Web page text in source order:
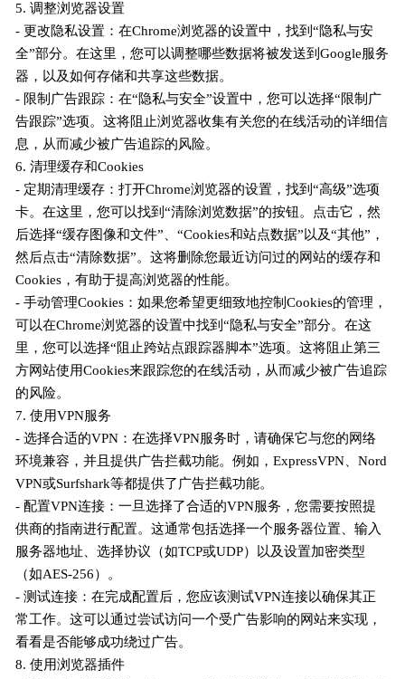
5. 调整浏览器设置
- 更改隐私设置：在Chrome浏览器的设置中，找到“隐私与安
全”部分。在这里，您可以调整哪些数据将被发送到Google服务
器，以及如何存储和共享这些数据。
- 限制广告跟踪：在“隐私与安全”设置中，您可以选择“限制广
告跟踪”选项。这将阻止浏览器收集有关您的在线活动的详细信
息，从而减少被广告追踪的风险。
6. 清理缓存和Cookies
- 定期清理缓存：打开Chrome浏览器的设置，找到“高级”选项
卡。在这里，您可以找到“清除浏览数据”的按钮。点击它，然
后选择“缓存图像和文件”、“Cookies和站点数据”以及“其他”，
然后点击“清除数据”。这将删除您最近访问过的网站的缓存和
Cookies，有助于提高浏览器的性能。
- 手动管理Cookies：如果您希望更细致地控制Cookies的管理，
可以在Chrome浏览器的设置中找到“隐私与安全”部分。在这
里，您可以选择“阻止跨站点跟踪器脚本”选项。这将阻止第三
方网站使用Cookies来跟踪您的在线活动，从而减少被广告追踪
的风险。
7. 使用VPN服务
- 选择合适的VPN：在选择VPN服务时，请确保它与您的网络
环境兼容，并且提供广告拦截功能。例如，ExpressVPN、Nord
VPN或Surfshark等都提供了广告拦截功能。
- 配置VPN连接：一旦选择了合适的VPN服务，您需要按照提
供商的指南进行配置。这通常包括选择一个服务器位置、输入
服务器地址、选择协议（如TCP或UDP）以及设置加密类型
（如AES-256）。
- 测试连接：在完成配置后，您应该测试VPN连接以确保其正
常工作。这可以通过尝试访问一个受广告影响的网站来实现，
看看是否能够成功绕过广告。
8. 使用浏览器插件